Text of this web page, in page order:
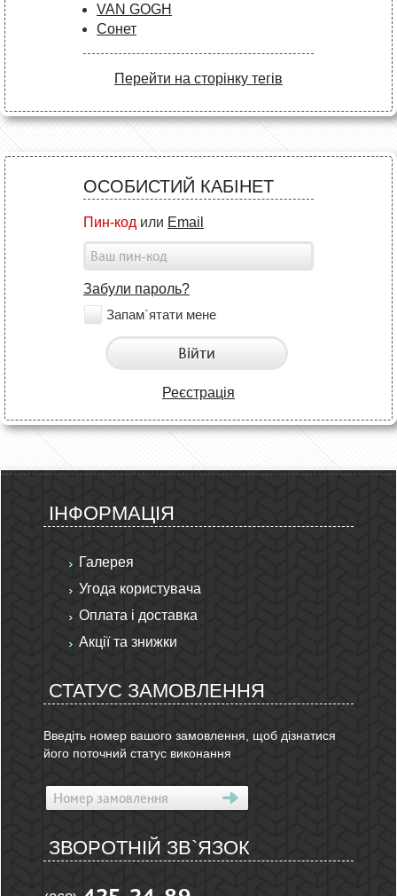
VAN GOGH
Сонет
Перейти на сторінку тегів
ОСОБИСТИЙ КАБІНЕТ
Пин-код или Email
Забули пароль?
Запам`ятати мене
Війти
Реєстрація
ІНФОРМАЦІЯ
Галерея
Угода користувача
Оплата і доставка
Акції та знижки
СТАТУС ЗАМОВЛЕННЯ
Введіть номер вашого замовлення, щоб дізнатися
його поточний статус виконання
ЗВОРОТНІЙ ЗВ`ЯЗОК